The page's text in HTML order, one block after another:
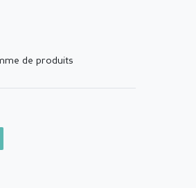
de produits